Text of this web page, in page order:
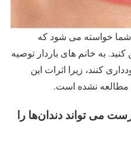
شما خواسته می شود که
به خانم های باردار توصیه
کنند، زیرا اثرات این
نشده است.
می تواند دندان‌ها را